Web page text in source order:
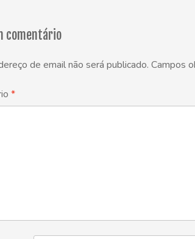
comentário
de email não será publicado. Campos
*